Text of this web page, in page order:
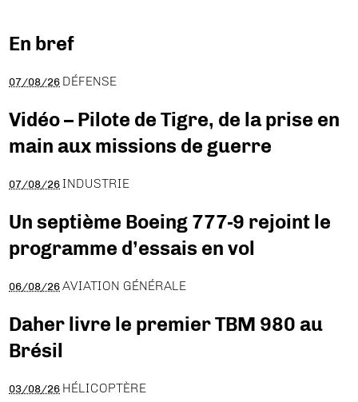
En bref
07/08/26 DÉFENSE
Vidéo – Pilote de Tigre, de la prise en
main aux missions de guerre
07/08/26 INDUSTRIE
Un septième Boeing 777-9 rejoint le
programme d’essais en vol
06/08/26 AVIATION GÉNÉRALE
Daher livre le premier TBM 980 au
Brésil
03/08/26 HÉLICOPTÈRE